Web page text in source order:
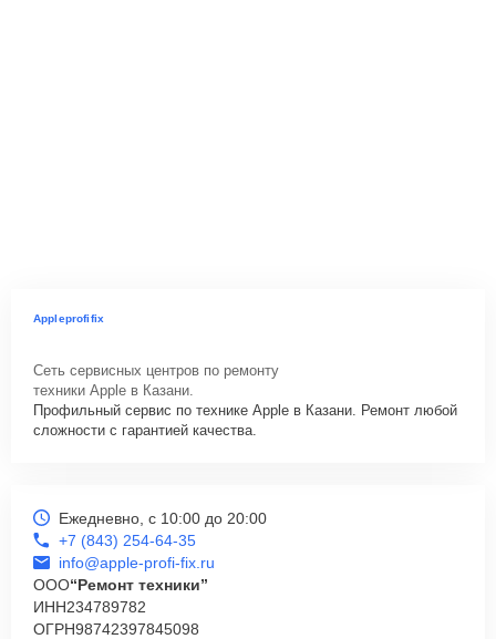
Appleprofifix
Сеть сервисных центров по ремонту
техники Apple в Казани.
Профильный сервис по технике Apple в Казани. Ремонт любой
сложности с гарантией качества.
Ежедневно, с 10:00 до 20:00
+7 (843) 254-64-35
info@apple-profi-fix.ru
ООО“Ремонт техники”
ИНН234789782
ОГРН98742397845098